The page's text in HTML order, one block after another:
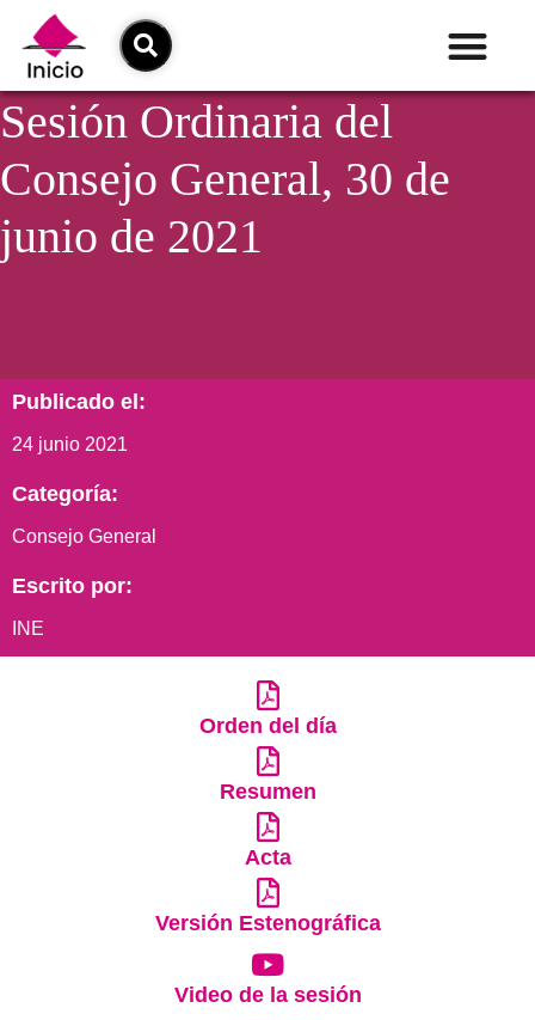
Sesión Ordinaria del
Consejo General, 30 de
junio de 2021
Publicado el:
24 junio 2021
Categoría:
Consejo General
Escrito por:
INE
Orden del día
Resumen
Acta
Versión Estenográfica
Video de la sesión